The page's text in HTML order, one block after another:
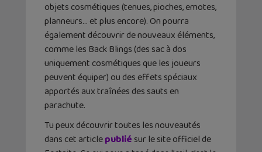
objets cosmétiques (tenues, pioches, emotes,
planneurs… et plus encore). On pourra
également découvrir de nouveaux éléments,
comme les Back Blings (des sac à dos
uniquement cosmétiques que les joueurs
peuvent équiper) ou des effets spéciaux
apportés aux traînées des sauts en
parachute.
Tu peux découvrir toutes les nouveautés
dans cet articlepublié sur le site officiel de